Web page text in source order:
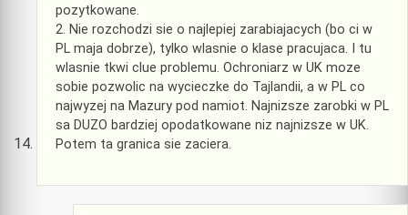
pozytkowane.
2. Nie rozchodzi sie o najlepiej zarabiajacych (bo ci w
PL maja dobrze), tylko wlasnie o klase pracujaca. I tu
wlasnie tkwi clue problemu. Ochroniarz w UK moze
sobie pozwolic na wycieczke do Tajlandii, a w PL co
najwyzej na Mazury pod namiot. Najnizsze zarobki w PL
sa DUZO bardziej opodatkowane niz najnizsze w UK.
Potem ta granica sie zaciera.